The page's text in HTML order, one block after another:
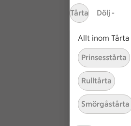
Tårta Dölj -
Allt inom Tårta
Prinsesstårta
Rulltårta
Smörgåstårta